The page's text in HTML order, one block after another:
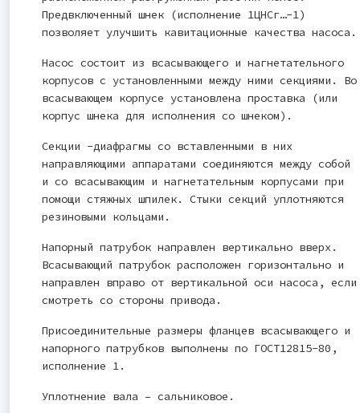
Предвключенный шнек (исполнение 1ЦНСг…-1)
позволяет улучшить кавитационные качества насоса.
Насос состоит из всасывающего и нагнетательного
корпусов с установленными между ними секциями. Во
всасывающем корпусе установлена проставка (или
корпус шнека для исполнения со шнеком).
Секции -диафрагмы со вставленными в них
направляющими аппаратами соединяются между собой
и со всасывающим и нагнетательным корпусами при
помощи стяжных шпилек. Стыки секций уплотняются
резиновыми кольцами.
Напорный патрубок направлен вертикально вверх.
Всасывающий патрубок расположен горизонтально и
направлен вправо от вертикальной оси насоса, если
смотреть со стороны привода.
Присоединительные размеры фланцев всасывающего и
напорного патрубков выполнены по ГОСТ12815-80,
исполнение 1.
Уплотнение вала – сальниковое.